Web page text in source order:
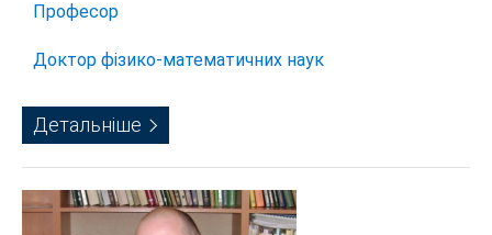
Професор
Доктор фізико-математичних наук
Детальніше